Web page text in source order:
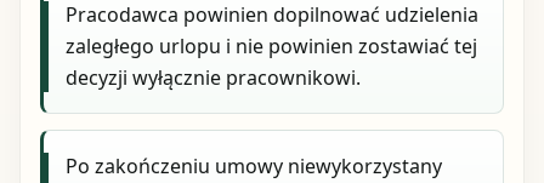
Pracodawca powinien dopilnować udzielenia
zaległego urlopu i nie powinien zostawiać tej
decyzji wyłącznie pracownikowi.
Po zakończeniu umowy niewykorzystany